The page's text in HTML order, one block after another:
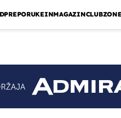
PREPORUKEINMAGAZINCLUBZONE